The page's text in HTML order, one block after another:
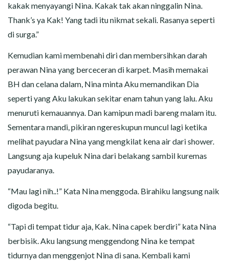
kakak menyayangi Nina. Kakak tak akan ninggalin Nina.
Thank’s ya Kak! Yang tadi itu nikmat sekali. Rasanya seperti
di surga.”
Kemudian kami membenahi diri dan membersihkan darah
perawan Nina yang berceceran di karpet. Masih memakai
BH dan celana dalam, Nina minta Aku memandikan Dia
seperti yang Aku lakukan sekitar enam tahun yang lalu. Aku
menuruti kemauannya. Dan kamipun madi bareng malam itu.
Sementara mandi, pikiran ngereskupun muncul lagi ketika
melihat payudara Nina yang mengkilat kena air dari shower.
Langsung aja kupeluk Nina dari belakang sambil kuremas
payudaranya.
“Mau lagi nih..!” Kata Nina menggoda. Birahiku langsung naik
digoda begitu.
“Tapi di tempat tidur aja, Kak. Nina capek berdiri” kata Nina
berbisik. Aku langsung menggendong Nina ke tempat
tidurnya dan menggenjot Nina di sana. Kembali kami